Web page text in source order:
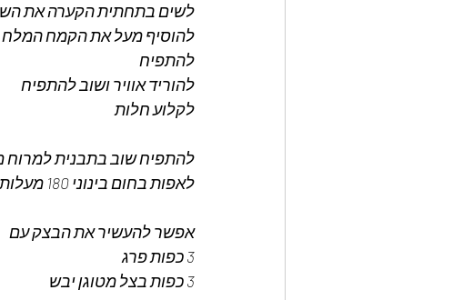
לשים בתחתית הקערה את
להוסיף מעל את הקמח המלח
להתפיח
להוריד אוויר ושוב להתפיח
לקלוע חלות
להתפיח שוב בתבנית למרוח
לאפות בחום בינוני 180 מעלות כ- 25 דקות
אפשר להעשיר את הבצק עם
3 כפות פרג
3 כפות בצל מטוגן יבש